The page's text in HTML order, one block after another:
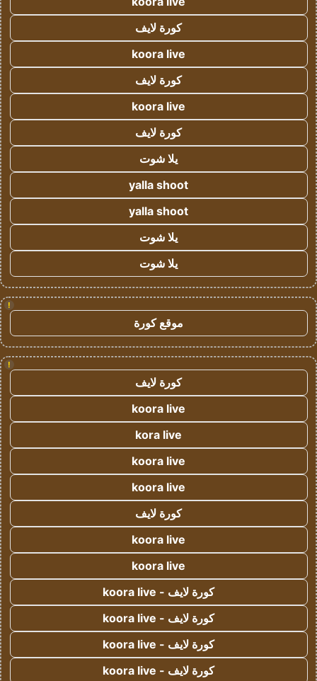
كورة لايف
koora live
كورة لايف
koora live
كورة لايف
يلا شوت
yalla shoot
yalla shoot
يلا شوت
يلا شوت
!
موقع كورة
!
كورة لايف
koora live
kora live
koora live
koora live
كورة لايف
koora live
koora live
كورة لايف - koora live
كورة لايف - koora live
كورة لايف - koora live
كورة لايف - koora live